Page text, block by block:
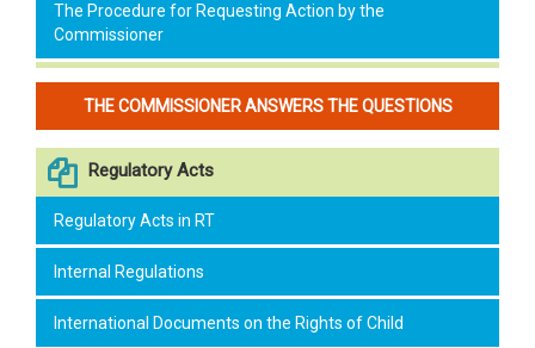
The Procedure for Requesting Action by the
Commissioner
THE COMMISSIONER ANSWERS THE QUESTIONS
Regulatory Acts
Regulatory Acts in RT
Internal Regulations
International Documents on the Rights of Child